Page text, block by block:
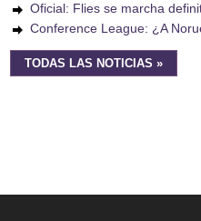
Oficial: Flies se marcha
Conference League: ¿A
TODAS LAS NOTICIAS »